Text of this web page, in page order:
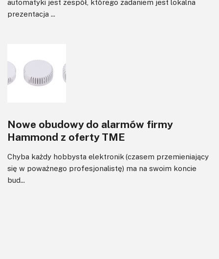
automatyki jest zespół, którego zadaniem jest lokalna
prezentacja ...
Nowe obudowy do alarmów firmy
Hammond z oferty TME
Chyba każdy hobbysta elektronik (czasem przemieniający
się w poważnego profesjonalistę) ma na swoim koncie
bud...